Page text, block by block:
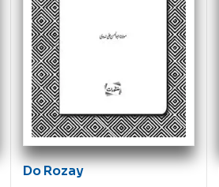
Do Rozay